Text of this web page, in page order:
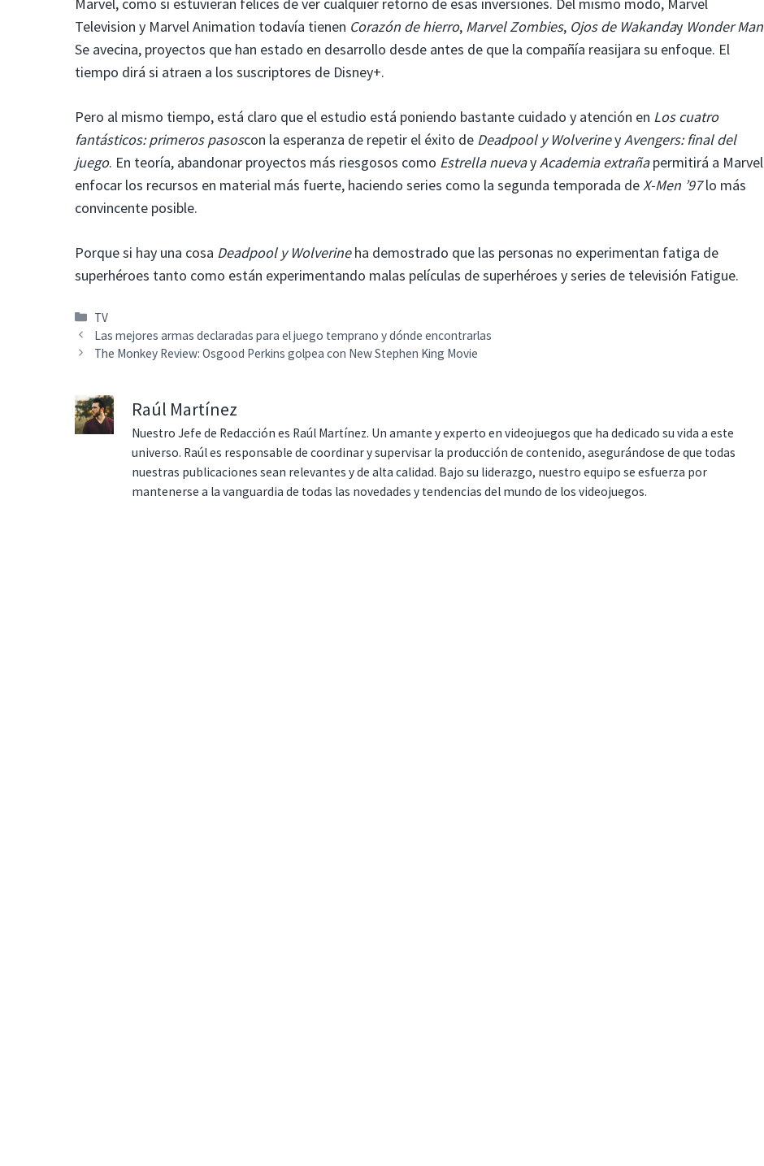
Television y Marvel Animation todavía tienen Corazón de hierro, Marvel Zombies, Ojos de Wakanday Wonder Man
Se avecina, proyectos que han estado en desarrollo desde antes de que la compañía reasijara su enfoque. El
tiempo dirá si atraen a los suscriptores de Disney+.
Pero al mismo tiempo, está claro que el estudio está poniendo bastante cuidado y atención en Los cuatro
fantásticos: primeros pasoscon la esperanza de repetir el éxito de Deadpool y WolverineyAvengers: final del
juego. En teoría, abandonar proyectos más riesgosos como Estrella nuevayAcademia extrañapermitirá a Marvel
enfocar los recursos en material más fuerte, haciendo series como la segunda temporada de X-Men ’97lo más
convincente posible.
Porque si hay una cosa Deadpool y Wolverineha demostrado que las personas no experimentan fatiga de
superhéroes tanto como están experimentando malas películas de superhéroes y series de televisión Fatigue.
Categorías
TV
Las mejores armas declaradas para el juego temprano y dónde encontrarlas
The Monkey Review: Osgood Perkins golpea con New Stephen King Movie
Raúl Martínez
Nuestro Jefe de Redacción es Raúl Martínez. Un amante y experto en videojuegos que ha dedicado su vida a este
universo. Raúl es responsable de coordinar y supervisar la producción de contenido, asegurándose de que todas
nuestras publicaciones sean relevantes y de alta calidad. Bajo su liderazgo, nuestro equipo se esfuerza por
mantenerse a la vanguardia de todas las novedades y tendencias del mundo de los videojuegos.